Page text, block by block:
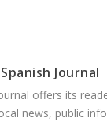
Spanish Journal
offers its
news, public